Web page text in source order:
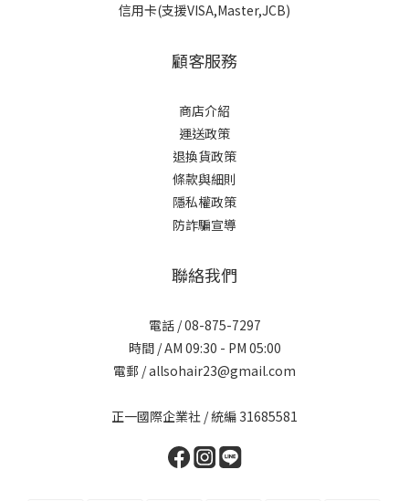
信用卡(支援VISA,Master,JCB)
顧客服務
商店介紹
運送政策
退換貨政策
條款與細則
隱私權政策
防詐騙宣導
聯絡我們
電話 / 08-875-7297
時間 / AM 09:30 - PM 05:00
電郵 / allsohair23@gmail.com
正一國際企業社 / 統編 31685581